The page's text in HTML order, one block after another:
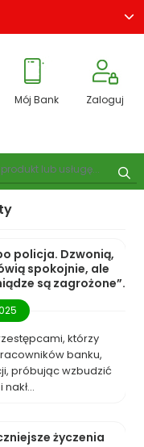
Mój Bank Zaloguj
policja. Dzwonią,
spokojnie, ale
są zagrożone”.
którzy
banku,
próbując wzbudzić
życzenia